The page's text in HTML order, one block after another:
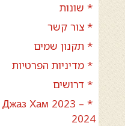
* שונות
* צור קשר
* תקנון שמים
* מדיניות הפרטיות
* דרושים
* Джаз Хам 2023 –
2024